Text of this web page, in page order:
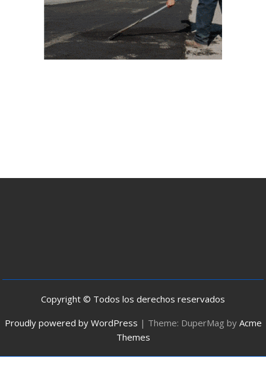
Copyright © Todos los derechos reservados
Proudly powered by WordPress | Theme: DuperMag by Acme
Themes